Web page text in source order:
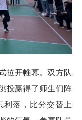
拉开帷幕。双方队
投赢得了师生们阵
利落，比分交替上